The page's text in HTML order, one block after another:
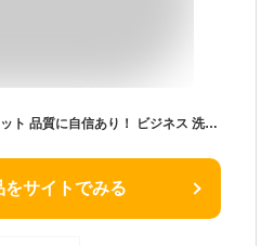
洗えるネクタイ 選べる2本セット 品質に自信あり！ ビジネス 洗える ウォッシャブル 8cm幅 レギュラーネクタイ メンズ 紳士用 おしゃれ [ 就活 リクルート ストライプ チェック ドット ネイビー グレー 赤 レッド ギフト プレゼント お祝い 誕生日 ] [M便 1/5]
をサイトでみる